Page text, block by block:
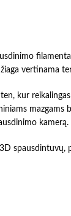
vertinama
kur
kamerą.